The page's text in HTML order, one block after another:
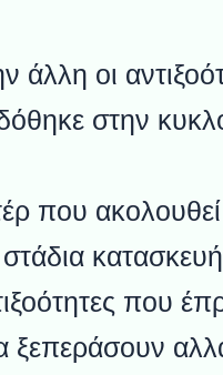
άλλη οι
στην
που
που
ξεπεράσουν